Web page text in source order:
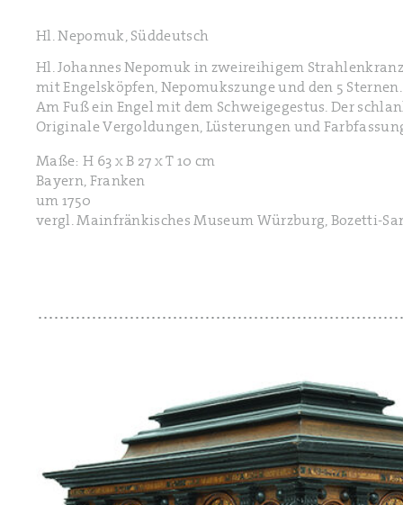
Hl. Nepomuk, Süddeutsch
Hl. Johannes Nepomuk in zweireihigem
mit Engelsköpfen, Nepomukszunge und den 5
Am Fuß ein Engel mit dem Schweigegestus. Der
Originale Vergoldungen, Lüsterungen und
Maße: H 63 x B 27 x T 10 cm
Bayern, Franken
um 1750
vergl. Mainfränkisches Museum Würzburg, Bozetti-